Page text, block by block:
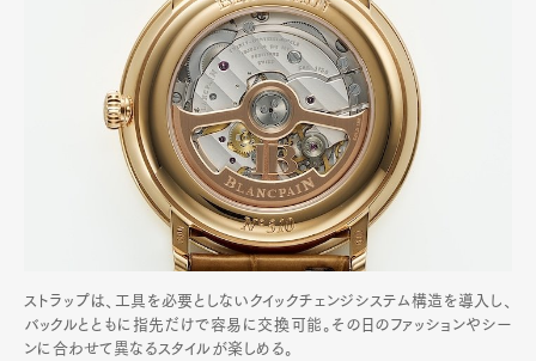
ストラップは、工具を必要としないクイックチェンジシステム構造を導入し、
バックルとともに指先だけで容易に交換可能。その日のファッションやシー
ンに合わせて異なるスタイルが楽しめる。